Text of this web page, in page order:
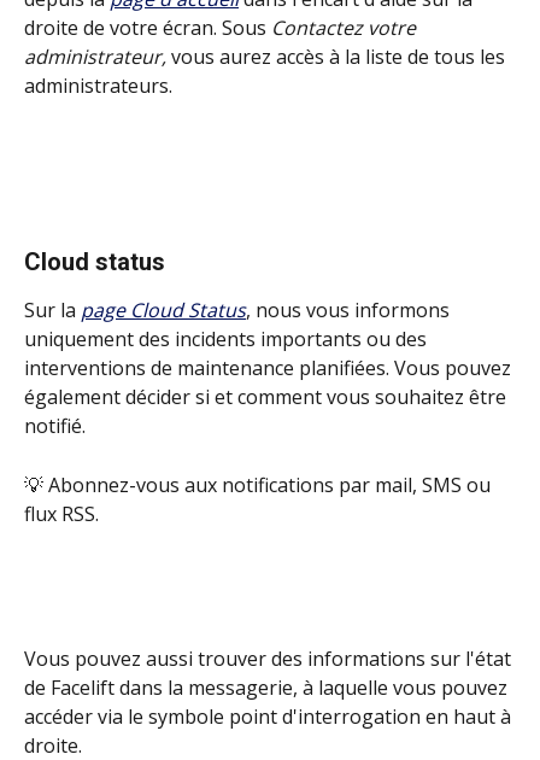
droite de votre écran. Sous Contactez votre
administrateur, vous aurez accès à la liste de tous les
administrateurs.
Cloud status
Sur la page Cloud Status, nous vous informons
uniquement des incidents importants ou des
interventions de maintenance planifiées. Vous pouvez
également décider si et comment vous souhaitez être
notifié.
💡 Abonnez-vous aux notifications par mail, SMS ou
flux RSS.
Vous pouvez aussi trouver des informations sur l'état
de Facelift dans la messagerie, à laquelle vous pouvez
accéder via le symbole point d'interrogation en haut à
droite.